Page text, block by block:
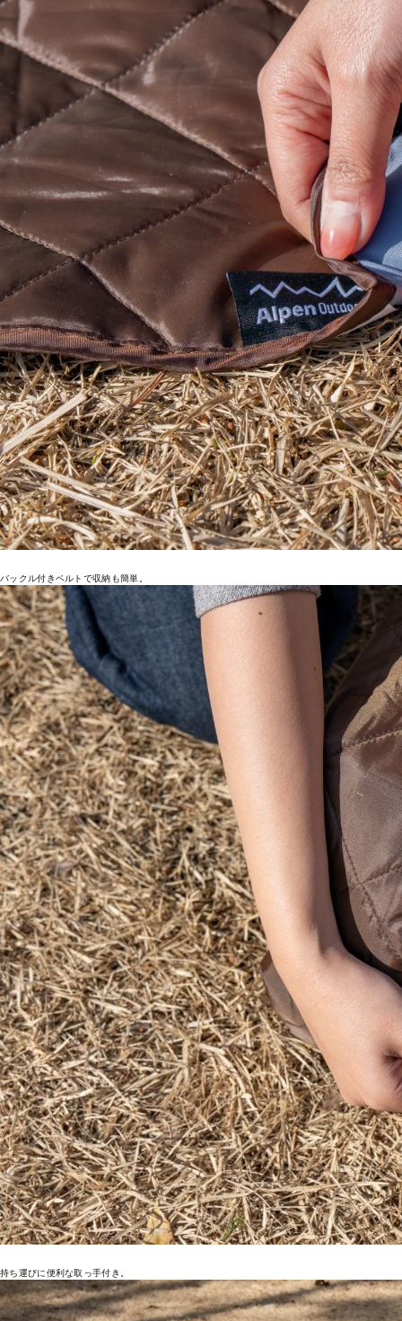
バックル付きベルトで収納も簡単。
持ち運びに便利な取っ手付き。